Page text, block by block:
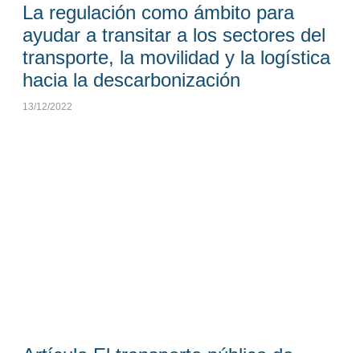
La regulación como ámbito para
ayudar a transitar a los sectores del
transporte, la movilidad y la logística
hacia la descarbonización
13/12/2022